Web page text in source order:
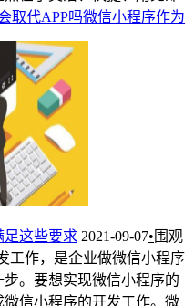
取代APP吗微信小程序作为
这些要求 2021-09-07• 围观
工作，是企业做微信小程序
。要想实现微信小程序的
信小程序的开发工作。微